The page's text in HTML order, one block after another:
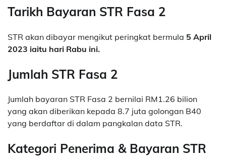
Tarikh Bayaran STR Fasa 2
STR akan dibayar mengikut peringkat bermula 5 April
2023 iaitu hari Rabu ini.
Jumlah STR Fasa 2
Jumlah bayaran STR Fasa 2 bernilai RM1.26 bilion
yang akan diberikan kepada 8.7 juta golongan B40
yang berdaftar di dalam pangkalan data STR.
Kategori Penerima & Bayaran STR